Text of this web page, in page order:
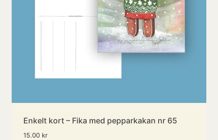
Enkelt kort – Fika med pepparkakan nr 65
15.00 kr